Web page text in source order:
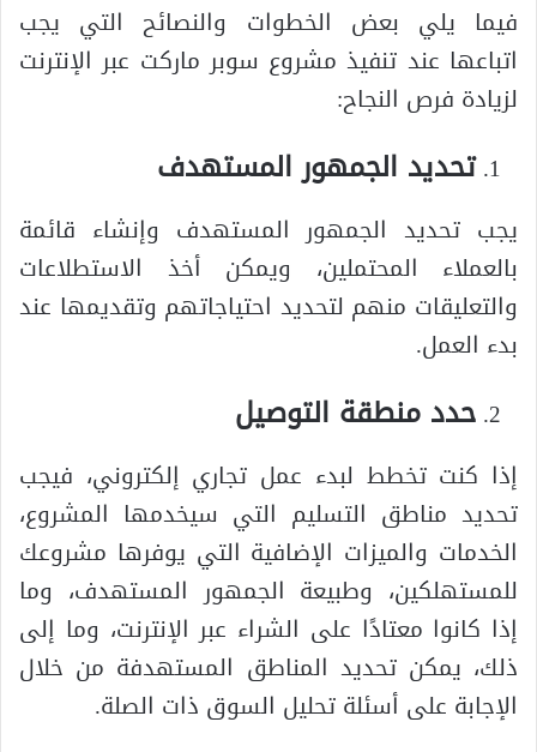
فيما يلي بعض الخطوات والنصائح التي يجب
اتباعها عند تنفيذ مشروع سوبر ماركت عبر الإنترنت
لزيادة فرص النجاح:
تحديد الجمهور المستهدف
يجب تحديد الجمهور المستهدف وإنشاء قائمة
بالعملاء المحتملين، ويمكن أخذ الاستطلاعات
والتعليقات منهم لتحديد احتياجاتهم وتقديمها عند
بدء العمل.
حدد منطقة التوصيل
إذا كنت تخطط لبدء عمل تجاري إلكتروني، فيجب
تحديد مناطق التسليم التي سيخدمها المشروع،
الخدمات والميزات الإضافية التي يوفرها مشروعك
للمستهلكين، وطبيعة الجمهور المستهدف، وما
إذا كانوا معتادًا على الشراء عبر الإنترنت، وما إلى
ذلك، يمكن تحديد المناطق المستهدفة من خلال
الإجابة على أسئلة تحليل السوق ذات الصلة.